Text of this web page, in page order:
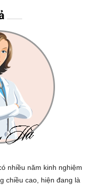
nhiều năm kinh nghiệm
chiều cao, hiện đang là